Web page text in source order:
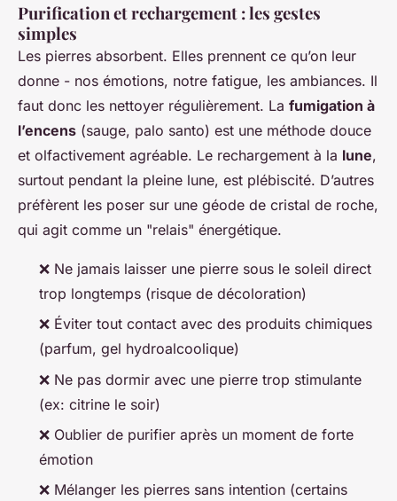
Purification et rechargement : les gestes
simples
Les pierres absorbent. Elles prennent ce qu’on leur
donne - nos émotions, notre fatigue, les ambiances. Il
faut donc les nettoyer régulièrement. La fumigation à
l’encens (sauge, palo santo) est une méthode douce
et olfactivement agréable. Le rechargement à la lune,
surtout pendant la pleine lune, est plébiscité. D’autres
préfèrent les poser sur une géode de cristal de roche,
qui agit comme un "relais" énergétique.
❌ Ne jamais laisser une pierre sous le soleil direct
trop longtemps (risque de décoloration)
❌ Éviter tout contact avec des produits chimiques
(parfum, gel hydroalcoolique)
❌ Ne pas dormir avec une pierre trop stimulante
(ex: citrine le soir)
❌ Oublier de purifier après un moment de forte
émotion
❌ Mélanger les pierres sans intention (certains